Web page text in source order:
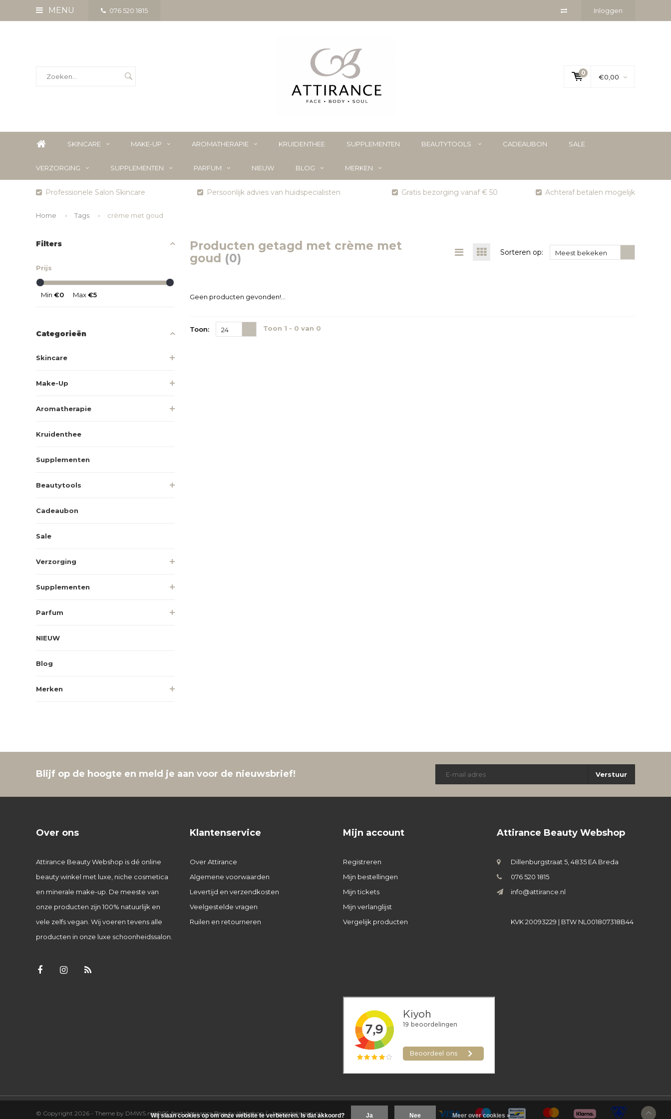
MENU 076 520 1815 Inloggen
0
€0,00
SKINCARE MAKE-UP AROMATHERAPIE KRUIDENTHEE SUPPLEMENTEN BEAUTYTOOLS CADEAUBON SALE
VERZORGING SUPPLEMENTEN PARFUM NIEUW BLOG MERKEN
Professionele Salon Skincare Persoonlijk advies van huidspecialisten Gratis bezorging vanaf € 50 Achteraf betalen mogelijk
Home Tags crème met goud
Filters
Prijs
Min €0 Max€5
Categorieën
Skincare
Make-Up
Aromatherapie
Kruidenthee
Supplementen
Beautytools
Cadeaubon
Sale
Verzorging
Supplementen
Parfum
NIEUW
Blog
Merken
Producten getagd met crème met
goud (0) Sorteren op: Meest bekeken
Geen producten gevonden!...
Toon: 24 Toon 1 - 0 van 0
Blijf op de hoogte en meld je aan voor de nieuwsbrief! Verstuur
Over ons
Attirance Beauty Webshop is dé online
beauty winkel met luxe, niche cosmetica
en minerale make-up. De meeste van
onze producten zijn 100% natuurlijk en
vele zelfs vegan. Wij voeren tevens alle
producten in onze luxe schoonheidssalon.
Klantenservice
Over Attirance
Algemene voorwaarden
Levertijd en verzendkosten
Veelgestelde vragen
Ruilen en retourneren
Mijn account
Registreren
Mijn bestellingen
Mijn tickets
Mijn verlanglijst
Vergelijk producten
Attirance Beauty Webshop
Dillenburgstraat 5, 4835 EA Breda
076 520 1815
info@attirance.nl
KVK 20093229 | BTW NL001807318B44
© Copyright 2026 - Theme by DMWS.nl|RSS-feed|Attirance Beauty Webshop /-beoordelingen op
Wij slaan cookies op om onze website te verbeteren. Is dat akkoord? Ja Nee Meer over cookies »